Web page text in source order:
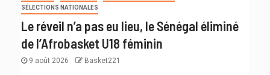
SÉLECTIONS NATIONALES
Le réveil n’a pas eu lieu, le Sénégal éliminé
de l’Afrobasket U18 féminin
9 août 2026 Basket221